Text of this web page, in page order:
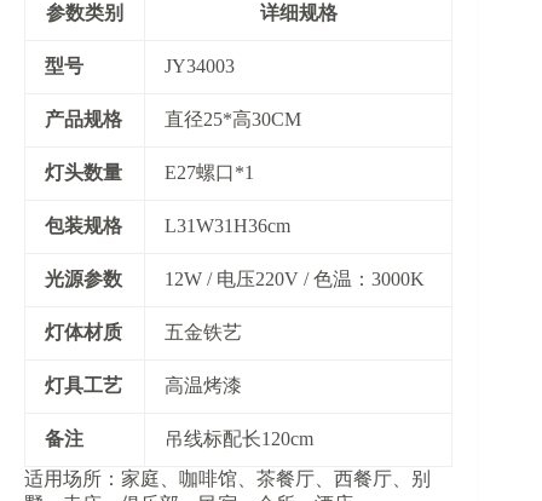
参数类别 详细规格
​型号​ JY34003
​产品规格​ 直径25*高30CM
​灯头数量​ E27螺口*1
​包装规格​ L31W31H36cm
​光源参数​ 12W / 电压220V / 色温：3000K
​灯体材质​ 五金铁艺
​灯具工艺​ 高温烤漆
​备注​
吊线标配长120cm
适用场所：家庭、咖啡馆、茶餐厅、西餐厅、别